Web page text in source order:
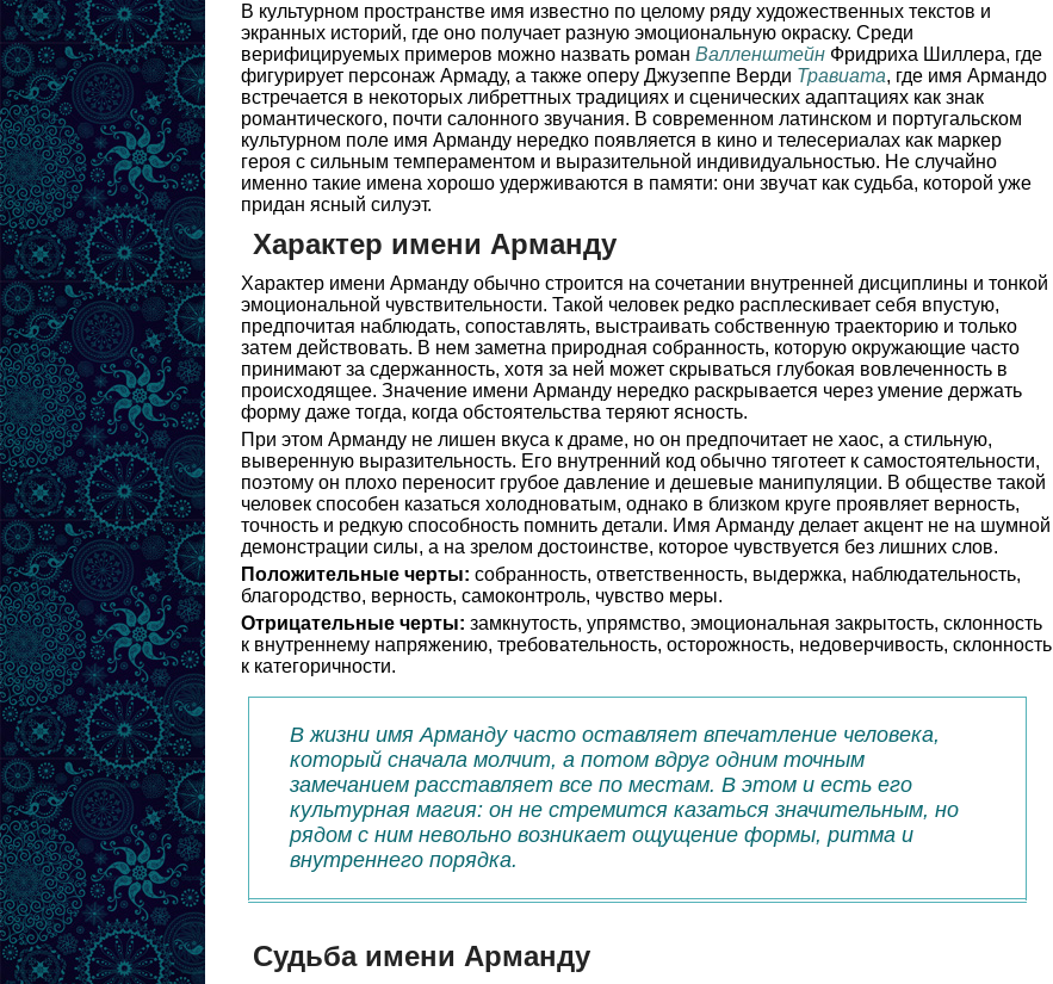
В культурном пространстве имя известно по целому ряду художественных текстов и
экранных историй, где оно получает разную эмоциональную окраску. Среди
верифицируемых примеров можно назвать роман Валленштейн Фридриха Шиллера, где
фигурирует персонаж Армаду, а также оперу Джузеппе Верди Травиата, где имя Армандо
встречается в некоторых либреттных традициях и сценических адаптациях как знак
романтического, почти салонного звучания. В современном латинском и португальском
культурном поле имя Арманду нередко появляется в кино и телесериалах как маркер
героя с сильным темпераментом и выразительной индивидуальностью. Не случайно
именно такие имена хорошо удерживаются в памяти: они звучат как судьба, которой уже
придан ясный силуэт.
Характер имени Арманду
Характер имени Арманду обычно строится на сочетании внутренней дисциплины и тонкой
эмоциональной чувствительности. Такой человек редко расплескивает себя впустую,
предпочитая наблюдать, сопоставлять, выстраивать собственную траекторию и только
затем действовать. В нем заметна природная собранность, которую окружающие часто
принимают за сдержанность, хотя за ней может скрываться глубокая вовлеченность в
происходящее. Значение имени Арманду нередко раскрывается через умение держать
форму даже тогда, когда обстоятельства теряют ясность.
При этом Арманду не лишен вкуса к драме, но он предпочитает не хаос, а стильную,
выверенную выразительность. Его внутренний код обычно тяготеет к самостоятельности,
поэтому он плохо переносит грубое давление и дешевые манипуляции. В обществе такой
человек способен казаться холодноватым, однако в близком круге проявляет верность,
точность и редкую способность помнить детали. Имя Арманду делает акцент не на шумной
демонстрации силы, а на зрелом достоинстве, которое чувствуется без лишних слов.
Положительные черты: собранность, ответственность, выдержка, наблюдательность,
благородство, верность, самоконтроль, чувство меры.
Отрицательные черты: замкнутость, упрямство, эмоциональная закрытость, склонность
к внутреннему напряжению, требовательность, осторожность, недоверчивость, склонность
к категоричности.
В жизни имя Арманду часто оставляет впечатление человека,
который сначала молчит, а потом вдруг одним точным
замечанием расставляет все по местам. В этом и есть его
культурная магия: он не стремится казаться значительным, но
рядом с ним невольно возникает ощущение формы, ритма и
внутреннего порядка.
Судьба имени Арманду